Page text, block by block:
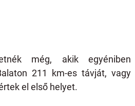
még, akik egyéniben
211 km-es távját, vagy
el első helyet.